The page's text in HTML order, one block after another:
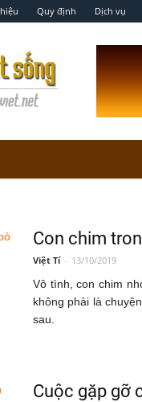
Quy định Dịch vụ
Con chim
Việt Tí - 13/10/2019
Vô tình, con chim
không phải là
sau.
Cuộc gặp gỡ